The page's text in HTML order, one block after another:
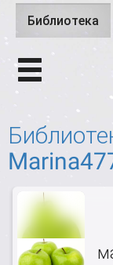
Главные
Библиотека